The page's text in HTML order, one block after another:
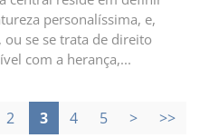
personalíssima, e,
se se trata de direito
com a herança,...
2 3 4 5 > >>